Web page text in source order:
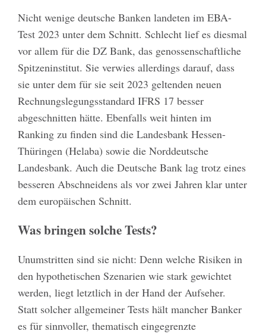
Nicht wenige deutsche Banken landeten im EBA-
Test 2023 unter dem Schnitt. Schlecht lief es diesmal
vor allem für die DZ Bank, das genossenschaftliche
Spitzeninstitut. Sie verwies allerdings darauf, dass
sie unter dem für sie seit 2023 geltenden neuen
Rechnungslegungsstandard IFRS 17 besser
abgeschnitten hätte. Ebenfalls weit hinten im
Ranking zu finden sind die Landesbank Hessen-
Thüringen (Helaba) sowie die Norddeutsche
Landesbank. Auch die Deutsche Bank lag trotz eines
besseren Abschneidens als vor zwei Jahren klar unter
dem europäischen Schnitt.
Was bringen solche Tests?
Unumstritten sind sie nicht: Denn welche Risiken in
den hypothetischen Szenarien wie stark gewichtet
werden, liegt letztlich in der Hand der Aufseher.
Statt solcher allgemeiner Tests hält mancher Banker
es für sinnvoller, thematisch eingegrenzte